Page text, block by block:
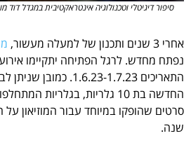
סיפור דיגיטלי וטכנולוגיה אינטראקטיבית במגדל דוד
אחרי 3 שנים ותכנון של למעלה מעשור,
נפתח מחדש. לרגל הפתיחה יתקיימו
התאריכים 1.6.23-1.7.23.
החדשה בת 10 גלריות, בגלריות
שנה.